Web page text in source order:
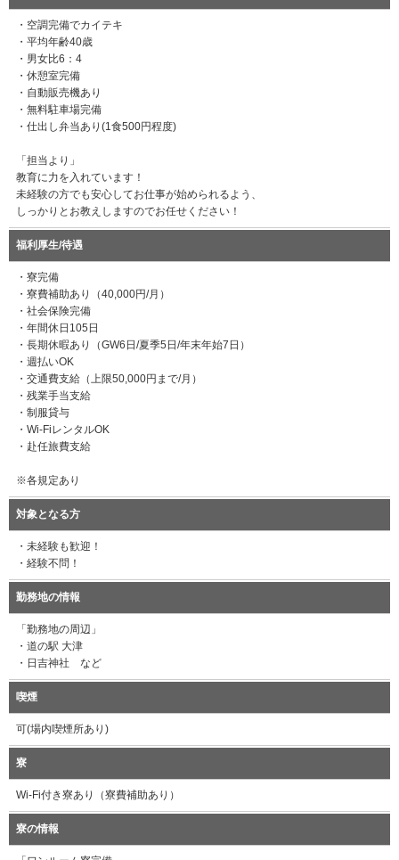
・空調完備でカイテキ
・平均年齢40歳
・男女比6：4
・休憩室完備
・自動販売機あり
・無料駐車場完備
・仕出し弁当あり(1食500円程度)
「担当より」
教育に力を入れています！
未経験の方でも安心してお仕事が始められるよう、
しっかりとお教えしますのでお任せください！
福利厚生/待遇
・寮完備
・寮費補助あり（40,000円/月）
・社会保険完備
・年間休日105日
・長期休暇あり（GW6日/夏季5日/年末年始7日）
・週払いOK
・交通費支給（上限50,000円まで/月）
・残業手当支給
・制服貸与
・Wi-FiレンタルOK
・赴任旅費支給
※各規定あり
対象となる方
・未経験も歓迎！
・経験不問！
勤務地の情報
「勤務地の周辺」
・道の駅 大津
・日吉神社 など
喫煙
可(場内喫煙所あり)
寮
Wi-Fi付き寮あり（寮費補助あり）
寮の情報